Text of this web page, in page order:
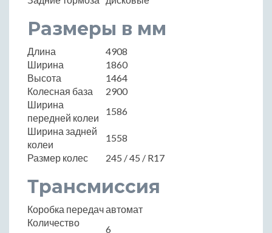
Размеры в мм
Длина
4908
Ширина
1860
Высота
1464
Колесная база
2900
Ширина
передней колеи
1586
Ширина задней
колеи
1558
Размер колес
245 / 45 / R17
Трансмиссия
Коробка передачавтомат
Количество
6